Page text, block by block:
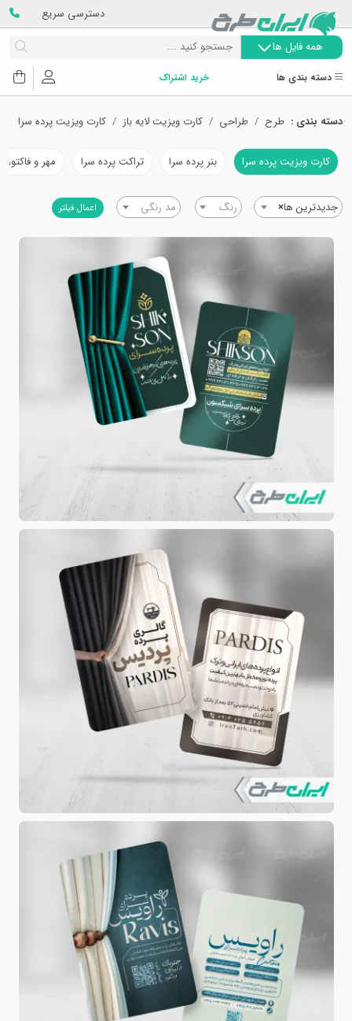
دسترسی سریع
همه فایل ها
دسته بندی ها خرید اشتراک
دسته بندی : طرح طراحی کارت ویزیت لایه باز کارت ویزیت پرده سرا
کارت ویزیت پرده سرا بنر پرده سرا تراکت پرده سرا مهر و فاکتور
×جدیدترین ها رنگ مد رنگی اعمال فیلتر